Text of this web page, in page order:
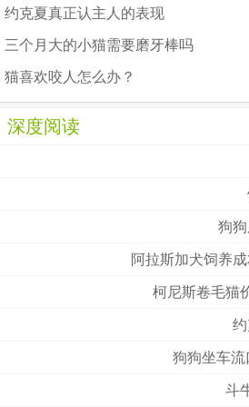
约克夏真正认主人的表现
三个月大的小猫需要磨牙棒吗
猫喜欢咬人怎么办？
深度阅读
狗
阿拉斯加犬饲养
柯尼斯卷毛猫
狗狗坐车流
斗